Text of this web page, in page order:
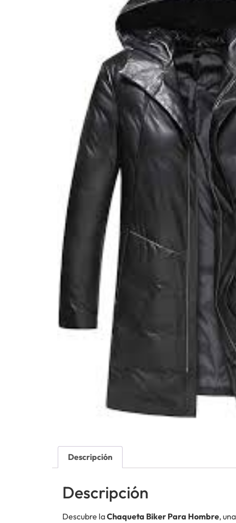
Descripción
Descripción
Descubre laChaqueta Biker Para Hombre,